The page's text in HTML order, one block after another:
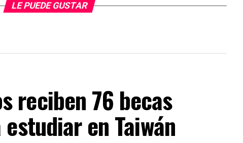
LE PUEDE GUSTAR
reciben 76 becas
en Taiwán